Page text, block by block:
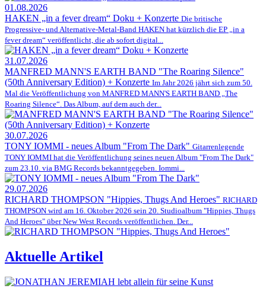
01.08.2026
HAKEN „in a fever dream“ Doku + Konzerte Die britische
Progressive- und Alternative-Metal-Band HAKEN hat kürzlich die EP „in a
fever dream“ veröffentlicht, die ab sofort digital...
31.07.2026
MANFRED MANN'S EARTH BAND "The Roaring Silence"
(50th Anniversary Edition) + Konzerte Im Jahr 2026 jährt sich zum 50.
Mal die Veröffentlichung von MANFRED MANN'S EARTH BAND „The
Roaring Silence“. Das Album, auf dem auch der...
30.07.2026
TONY IOMMI - neues Album "From The Dark" Gitarrenlegende
TONY IOMMI hat die Veröffentlichung seines neuen Album "From The Dark"
zum 23.10. via BMG Records bekanntgegeben. Iommi...
29.07.2026
RICHARD THOMPSON "Hippies, Thugs And Heroes" RICHARD
THOMPSON wird am 16. Oktober 2026 sein 20. Studioalbum "Hippies, Thugs
And Heroes" über New West Records veröffentlichen. Der...
Aktuelle Artikel